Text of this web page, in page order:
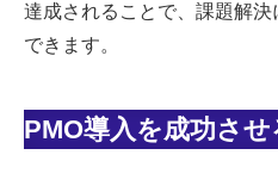
達成されることで、課題解
できます。
PMO導入を成功さ